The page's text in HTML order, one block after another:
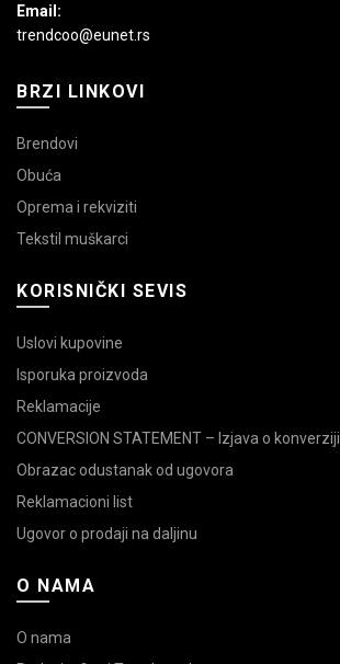
Email:
trendcoo@eunet.rs
BRZI LINKOVI
Brendovi
Obuća
Oprema i rekviziti
Tekstil muškarci
KORISNIČKI SEVIS
Uslovi kupovine
Isporuka proizvoda
Reklamacije
CONVERSION STATEMENT – Izjava o konverziji
Obrazac odustanak od ugovora
Reklamacioni list
Ugovor o prodaji na daljinu
O NAMA
O nama